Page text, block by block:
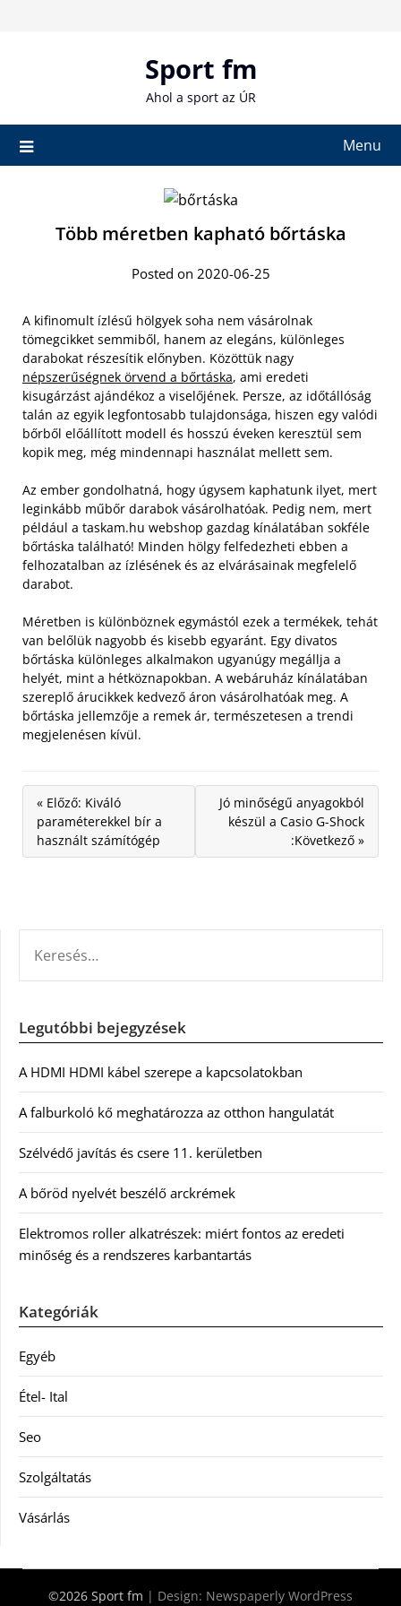
Sport fm
Ahol a sport az ÚR
Menu
Több méretben kapható bőrtáska
Posted on 2020-06-25
A kifinomult ízlésű hölgyek soha nem vásárolnak
tömegcikket semmiből, hanem az elegáns, különleges
darabokat részesítik előnyben. Közöttük nagy
népszerűségnek örvend a bőrtáska, ami eredeti
kisugárzást ajándékoz a viselőjének. Persze, az időtállóság
talán az egyik legfontosabb tulajdonsága, hiszen egy valódi
bőrből előállított modell és hosszú éveken keresztül sem
kopik meg, még mindennapi használat mellett sem.
Az ember gondolhatná, hogy úgysem kaphatunk ilyet, mert
leginkább műbőr darabok vásárolhatóak. Pedig nem, mert
például a taskam.hu webshop gazdag kínálatában sokféle
bőrtáska található! Minden hölgy felfedezheti ebben a
felhozatalban az ízlésének és az elvárásainak megfelelő
darabot.
Méretben is különböznek egymástól ezek a termékek, tehát
van belőlük nagyobb és kisebb egyaránt. Egy divatos
bőrtáska különleges alkalmakon ugyanúgy megállja a
helyét, mint a hétköznapokban. A webáruház kínálatában
szereplő árucikkek kedvező áron vásárolhatóak meg. A
bőrtáska jellemzője a remek ár, természetesen a trendi
megjelenésen kívül.
« Előző: Kiváló
paraméterekkel bír a
használt számítógép
Jó minőségű anyagokból
készül a Casio G-Shock
:Következő »
Legutóbbi bejegyzések
A HDMI HDMI kábel szerepe a kapcsolatokban
A falburkoló kő meghatározza az otthon hangulatát
Szélvédő javítás és csere 11. kerületben
A bőröd nyelvét beszélő arckrémek
Elektromos roller alkatrészek: miért fontos az eredeti
minőség és a rendszeres karbantartás
Kategóriák
Egyéb
Étel- Ital
Seo
Szolgáltatás
Vásárlás
©2026 Sport fm | Design: Newspaperly WordPress